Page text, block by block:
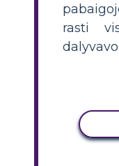
rasti